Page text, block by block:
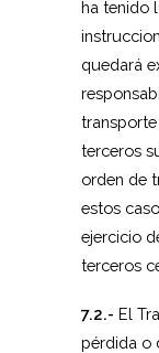
ha tenido
quedará
terceros
orden de
estos
ejercicio
terceros
7.2.- El
pérdida o